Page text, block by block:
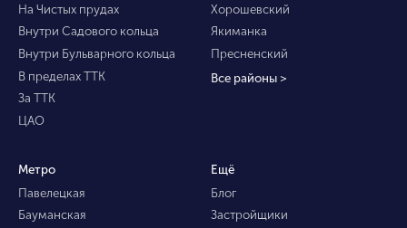
На Чистых прудах
Внутри Садового кольца
Внутри Бульварного кольца
В пределах ТТК
За ТТК
ЦАО
Хорошевский
Якиманка
Пресненский
Все районы >
Метро
Павелецкая
Бауманская
Ещё
Блог
Застройщики